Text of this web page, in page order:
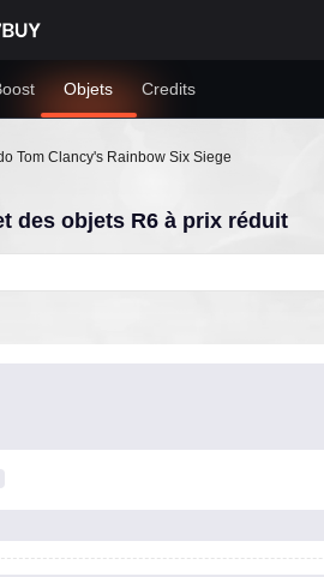
Objets Credits
Tom Clancy's Rainbow Six Siege
des objets R6 à prix réduit